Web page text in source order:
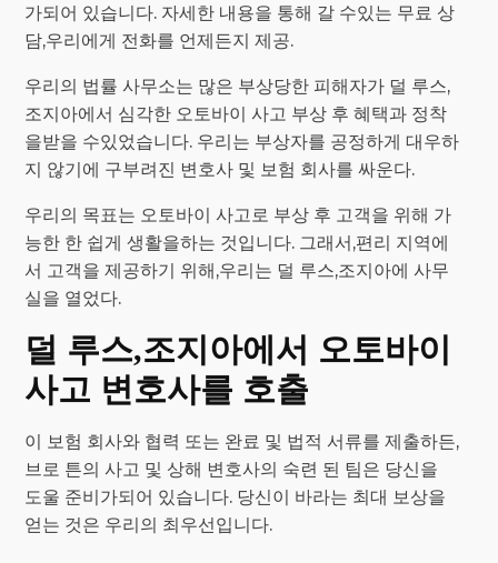
가되어 있습니다. 자세한 내용을 통해 갈 수있는 무료 상
담,우리에게 전화를 언제든지 제공.
우리의 법률 사무소는 많은 부상당한 피해자가 덜 루스,
조지아에서 심각한 오토바이 사고 부상 후 혜택과 정착
을받을 수있었습니다. 우리는 부상자를 공정하게 대우하
지 않기에 구부려진 변호사 및 보험 회사를 싸운다.
우리의 목표는 오토바이 사고로 부상 후 고객을 위해 가
능한 한 쉽게 생활을하는 것입니다. 그래서,편리 지역에
서 고객을 제공하기 위해,우리는 덜 루스,조지아에 사무
실을 열었다.
덜 루스,조지아에서 오토바이
사고 변호사를 호출
이 보험 회사와 협력 또는 완료 및 법적 서류를 제출하든,
브로 튼의 사고 및 상해 변호사의 숙련 된 팀은 당신을
도울 준비가되어 있습니다. 당신이 바라는 최대 보상을
얻는 것은 우리의 최우선입니다.